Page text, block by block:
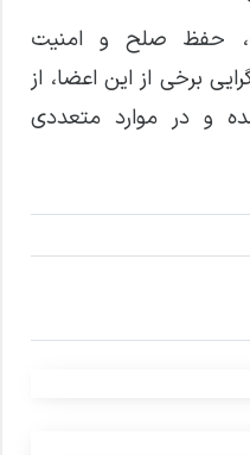
حفظ صلح و امنیت
برخی از این اعضا، از
و در موارد متعددی